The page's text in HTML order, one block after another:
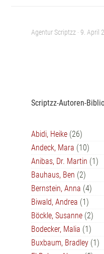
Agentur Scriptzz · 9. April
Scriptzz-Autoren-
Abidi, Heike (26)
Andeck, Mara (10)
Anibas, Dr. Martin (1)
Bauhaus, Ben (2)
Bernstein, Anna (4)
Biwald, Andrea (1)
Böckle, Susanne (2)
Bodecker, Malia (1)
Buxbaum, Bradley (1)